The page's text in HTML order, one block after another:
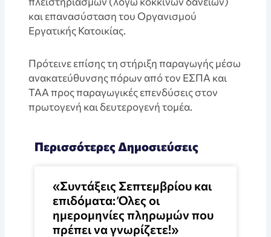
και επανασύσταση του Οργανισμού
Εργατικής Κατοικίας.
Πρότεινε επίσης τη στήριξη παραγωγής μέσω
ανακατεύθυνσης πόρων από τον ΕΣΠΑ και
ΤΑΑ προς παραγωγικές επενδύσεις στον
πρωτογενή και δευτερογενή τομέα.
Περισσότερες Δημοσιεύσεις
«Συντάξεις Σεπτεμβρίου και
επιδόματα: Όλες οι
ημερομηνίες πληρωμών που
πρέπει να γνωρίζετε!»